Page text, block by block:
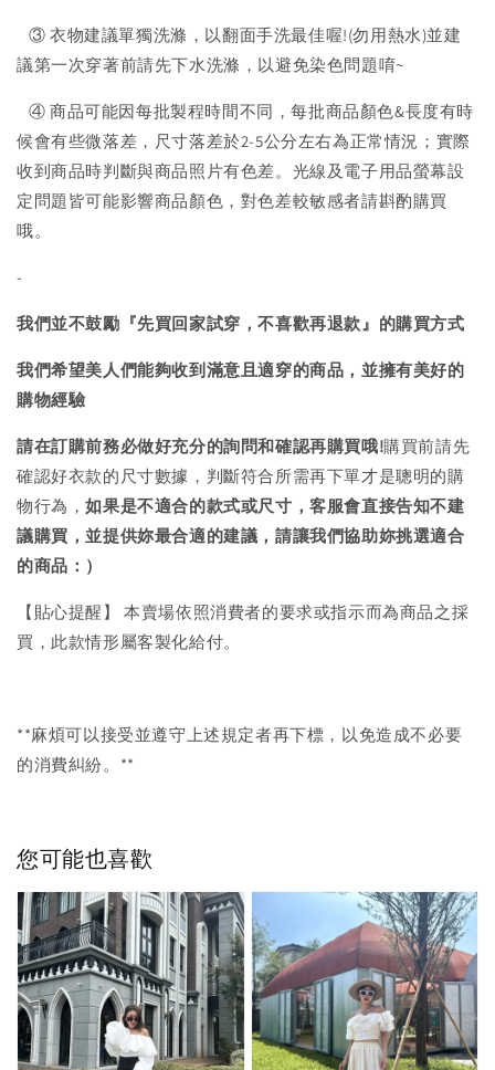
③ 衣物建議單獨洗滌，以翻面手洗最佳喔!(勿用熱水)並建
議第一次穿著前請先下水洗滌，以避免染色問題唷~
④ 商品可能因每批製程時間不同，每批商品顏色&長度有時
候會有些微落差，尺寸落差於2-5公分左右為正常情況；實際
收到商品時判斷與商品照片有色差。光線及電子用品螢幕設
定問題皆可能影響商品顏色，對色差較敏感者請斟酌購買
哦。
-
我們並不鼓勵『先買回家試穿，不喜歡再退款』的購買方式
我們希望美人們能夠收到滿意且適穿的商品，並擁有美好的
購物經驗
請在訂購前務必做好充分的詢問和確認再購買哦!購買前請先
確認好衣款的尺寸數據，判斷符合所需再下單才是聰明的購
物行為，如果是不適合的款式或尺寸，客服會直接告知不建
議購買，並提供妳最合適的建議，請讓我們協助妳挑選適合
的商品：）
【貼心提醒】 本賣場依照消費者的要求或指示而為商品之採
買，此款情形屬客製化給付。
**麻煩可以接受並遵守上述規定者再下標，以免造成不必要
的消費糾紛。**
您可能也喜歡